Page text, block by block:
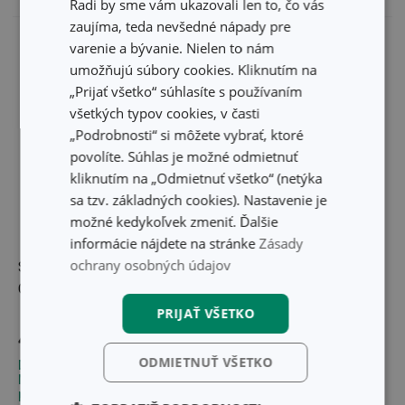
Soľnička a korenička
CLASSIC, súprava 2 ks
4,50 €
Môžete mať ihneď v 17
predajniach
Mlynček na korenie
23,70 €
18,40 €
Dostupné v eshope
Môžete mať ihneď v 31
Radi by sme vám ukazovali len to, čo vás
zaujíma, teda nevšedné nápady pre
varenie a bývanie. Nielen to nám
umožňujú súbory cookies. Kliknutím na
„Prijať všetko“ súhlasíte s používaním
všetkých typov cookies, v časti
„Podrobnosti“ si môžete vybrať, ktoré
povolíte. Súhlas je možné odmietnuť
kliknutím na „Odmietnuť všetko“ (netýka
sa tzv. základných cookies). Nastavenie je
možné kedykoľvek zmeniť. Ďalšie
informácie nájdete na stránke Zásady
ochrany osobných údajov
PRIJAŤ VŠETKO
ODMIETNUŤ VŠETKO